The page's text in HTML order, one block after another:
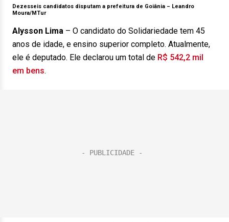
Dezesseis candidatos disputam a prefeitura de Goiânia – Leandro
Moura/MTur
Alysson Lima – O candidato do Solidariedade tem 45
anos de idade, e ensino superior completo. Atualmente,
ele é deputado. Ele declarou um total de R$ 542,2 mil
em bens.